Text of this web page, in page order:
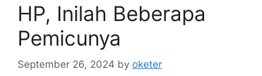
HP, Inilah Beberapa
Pemicunya
September 26, 2024 by oketer